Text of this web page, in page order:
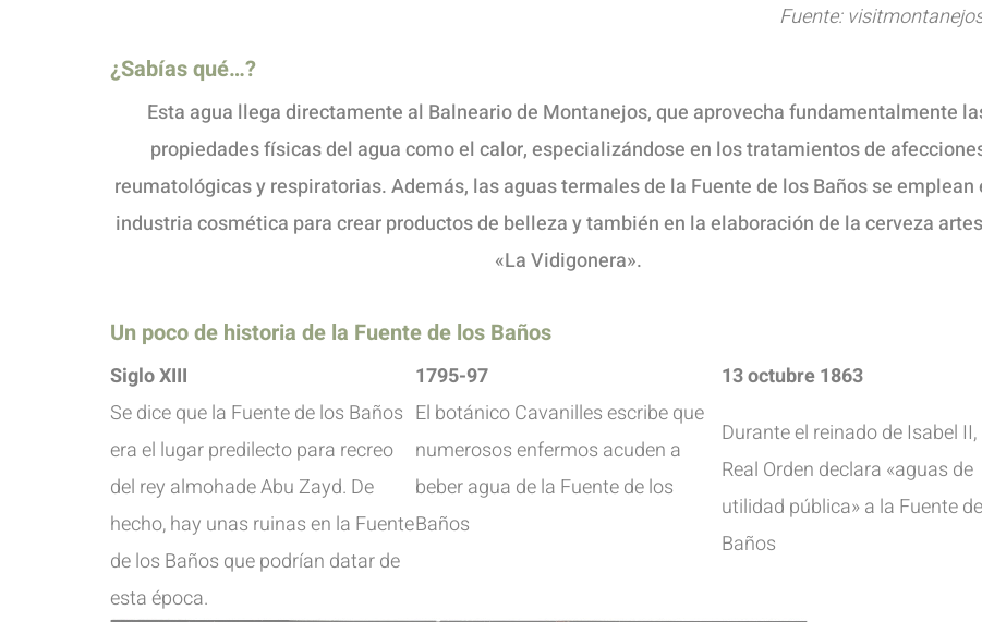
Fuente:
¿Sabías qué…?
Esta agua llega directamente al Balneario de Montanejos, que aprovecha fundamentalmente
propiedades físicas del agua como el calor, especializándose en los tratamientos de
reumatológicas y respiratorias. Además, las aguas termales de la Fuente de los Baños se emplean
industria cosmética para crear productos de belleza y también en la elaboración de la cerveza
«La Vidigonera».
Un poco de historia de la Fuente de los Baños
Siglo XIII
Se dice que la Fuente de los Baños
era el lugar predilecto para recreo
del rey almohade Abu Zayd. De
hecho, hay unas ruinas en la Fuente
de los Baños que podrían datar de
esta época.
1795-97
El botánico Cavanilles escribe que
numerosos enfermos acuden a
beber agua de la Fuente de los
Baños
13 octubre 1863
Durante el reinado de Isabel II,
Real Orden declara «aguas de
utilidad pública» a la Fuente
Baños